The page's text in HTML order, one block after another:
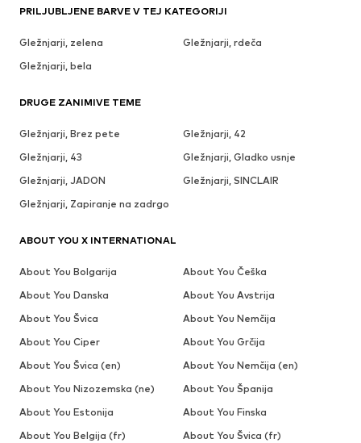
PRILJUBLJENE BARVE V TEJ KATEGORIJI
Gležnjarji, zelena
Gležnjarji, rdeča
Gležnjarji, bela
DRUGE ZANIMIVE TEME
Gležnjarji, Brez pete
Gležnjarji, 42
Gležnjarji, 43
Gležnjarji, Gladko usnje
Gležnjarji, JADON
Gležnjarji, SINCLAIR
Gležnjarji, Zapiranje na zadrgo
ABOUT YOU X INTERNATIONAL
About You Bolgarija
About You Češka
About You Danska
About You Avstrija
About You Švica
About You Nemčija
About You Ciper
About You Grčija
About You Švica (en)
About You Nemčija (en)
About You Nizozemska (ne)
About You Španija
About You Estonija
About You Finska
About You Belgija (fr)
About You Švica (fr)